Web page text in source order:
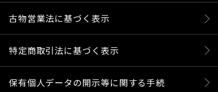
古物営業法に基づく表示
特定商取引法に基づく表示
保有個人データの開示等に関する手続